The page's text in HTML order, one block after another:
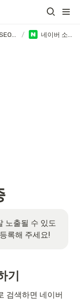
/
노출될 수 있도
록해 주세요!
기
검색하면 네이버